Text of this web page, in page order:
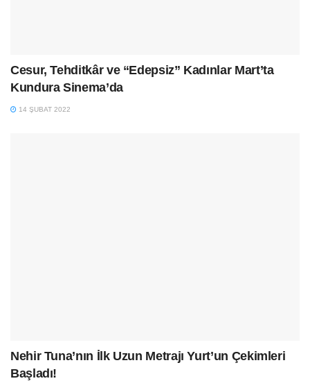
Cesur, Tehditkâr ve “Edepsiz” Kadınlar Mart’ta
Kundura Sinema’da
14 ŞUBAT 2022
Nehir Tuna’nın İlk Uzun Metrajı Yurt’un Çekimleri
Başladı!